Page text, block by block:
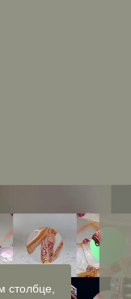
столбце,